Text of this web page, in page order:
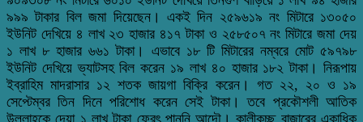
৯৯৯ টাকার বিল জমা দিয়েছেন। একই দিন ২৫৯৬১৯ নং মিটারে ১৩০৫০
ইউনিট দেখিয়ে ৪ লাখ ২৩ হাজার ৪১৭ টাকা ও ২৫৮৫০৭ নং মিটারে জমা দেয়
১ লাখ ৮ হাজার ৬৬১ টাকা। এভাবে ১৮ টি মিটারের নম্বরে মোট ৫৯৭৯৮
ইউনিট দেখিয়ে ভ্যাটসহ বিল করেন ১৯ লাখ ৪০ হাজার ১৮২ টাকা। নিরূপায়
ইব্রাহিম মাদরাসার ১২ শতক জায়গা বিক্রি করেন। গত ২২, ২০ ও ১৯
সেপ্টেম্বর তিন দিনে পরিশোধ করেন সেই টাকা। তবে প্রকৌশলী আতিক
উল্লাহকে দেয়া ১ লাখ টাকা ফেরৎ পাননি আদৌ। কালীকচ্ছ বাজারের একাধিক